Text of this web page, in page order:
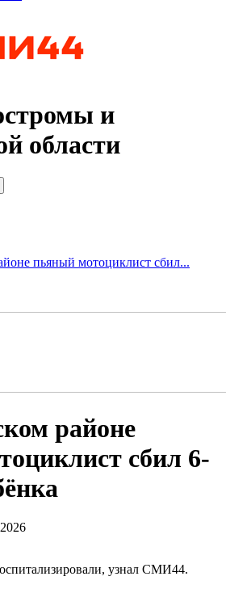
и
области
пьяный мотоциклист сбил...
районе
сбил 6-
узнал СМИ44.